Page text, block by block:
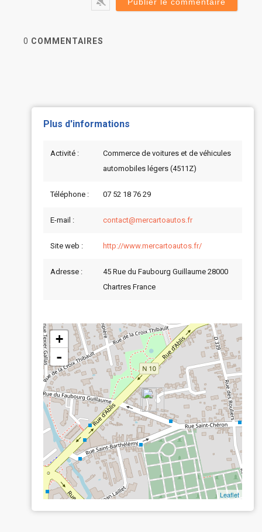
0 COMMENTAIRES
Plus d'informations
Activité :
Commerce de voitures et de véhicules
automobiles légers (4511Z)
Téléphone : 07 52 18 76 29
E-mail : contact@mercartoautos.fr
Site web : http://www.mercartoautos.fr/
Adresse :
45 Rue du Faubourg Guillaume 28000
Chartres France
+
-
Leaflet